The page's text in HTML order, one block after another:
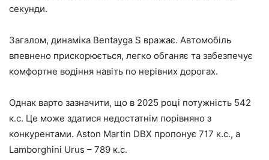
секунди.
Загалом, динаміка Bentayga S вражає. Автомобіль
впевнено прискорюється, легко обганяє та забезпечує
комфортне водіння навіть по нерівних дорогах.
Однак варто зазначити, що в 2025 році потужність 542
к.с. Це може здатися недостатнім порівняно з
конкурентами. Aston Martin DBX пропонує 717 к.с., а
Lamborghini Urus – 789 к.с.